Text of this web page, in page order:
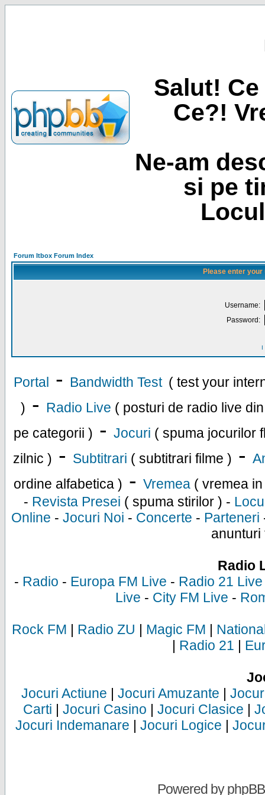
Salut!
Ce?!
Ne-am
si pe
Forum Itbox Forum Index
Please enter
Username:
Password:
I
Portal - Bandwidth Test ( test your
) - Radio Live ( posturi de radio live
pe categorii ) - Jocuri ( spuma jocurilor
zilnic ) - Subtitrari ( subtitrari filme ) -
ordine alfabetica ) - Vremea ( vremea
- Revista Presei ( spuma stirilor ) -
Online - Jocuri Noi - Concerte - Parteneri
anunturi
Radio
- Radio - Europa FM Live - Radio 21 Live
Live - City FM Live -
Rock FM | Radio ZU | Magic FM |
| Radio 21 |
Jocuri Actiune | Jocuri Amuzante |
Carti | Jocuri Casino | Jocuri Clasice |
Jocuri Indemanare | Jocuri Logice |
Powered byphpBB